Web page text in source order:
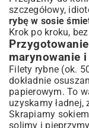
szczegółowy,
rybę w sosie
Krok po kroku,
marynowanie
Filety rybne (ok.
dokładnie
papierowym. To
uzyskamy
Skrapiamy
solimy i